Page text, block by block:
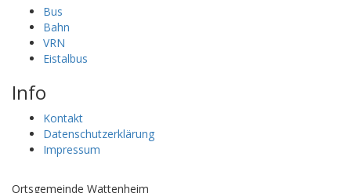
Bus
Bahn
VRN
Eistalbus
Info
Kontakt
Datenschutzerklärung
Impressum
Ortsgemeinde Wattenheim